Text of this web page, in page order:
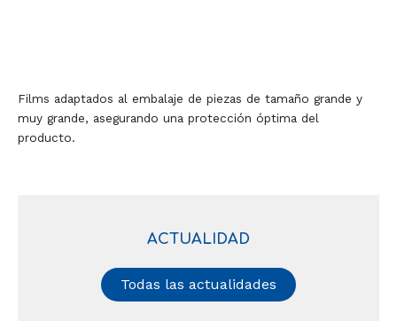
Films adaptados al embalaje de piezas de tamaño grande y
muy grande, asegurando una protección óptima del
producto.
ACTUALIDAD
Todas las actualidades